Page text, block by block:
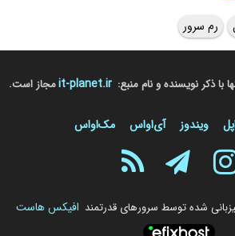
رم سرور
با ذکر نویسنده و نام منبع: it-planet.irمجاز است.
ویندوز آی‌او‌اس مک‌او‌اس
شده توسط سرورهای قدرتمند افیکس هاست